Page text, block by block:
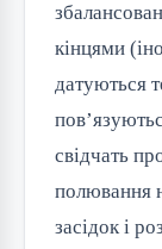
кінцями
датуються
свідчать
полювання
засідок і